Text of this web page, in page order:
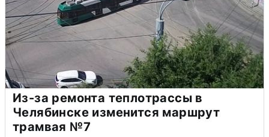
Из-за ремонта теплотрассы в
Челябинске изменится маршрут
трамвая №7